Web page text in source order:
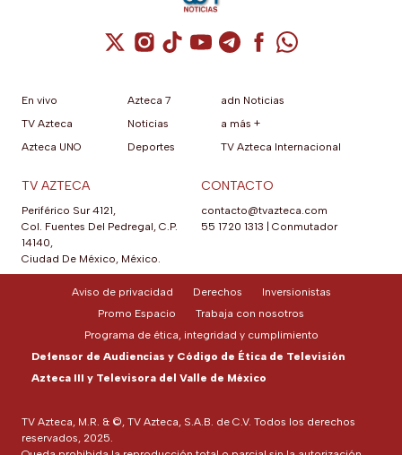
Cuenta de X / Twitter (se abre en una
Cuenta de Instagram (se abre en una
Cuenta de TikTok (se abre en
Cuenta de YouTube (se abre
Cuenta de Telegram (se
Cuenta de
Cuenta de
En vivo
TV Azteca
Azteca UNO
Azteca 7
Noticias
Deportes
adn Noticias
a más +
TV Azteca Internacional
TV AZTECA
Periférico Sur 4121,
Col. Fuentes Del Pedregal, C.P.
14140,
Ciudad De México, México.
CONTACTO
contacto@tvazteca.com
55 1720 1313 | Conmutador
TV Azteca, M.R. & ©, TV Azteca, S.A.B. de C.V. Todos los derechos
reservados, 2025.
Aviso de privacidad Derechos
Inversionistas
Promo Espacio
Trabaja con nosotros
Programa de ética, integridad y cumplimiento
Defensor de Audiencias y Código de Ética de Televisión
Azteca III y Televisora del Valle de México